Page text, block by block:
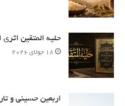
حلیه المتقین
18 جولای 2026
اربعین حسینی و